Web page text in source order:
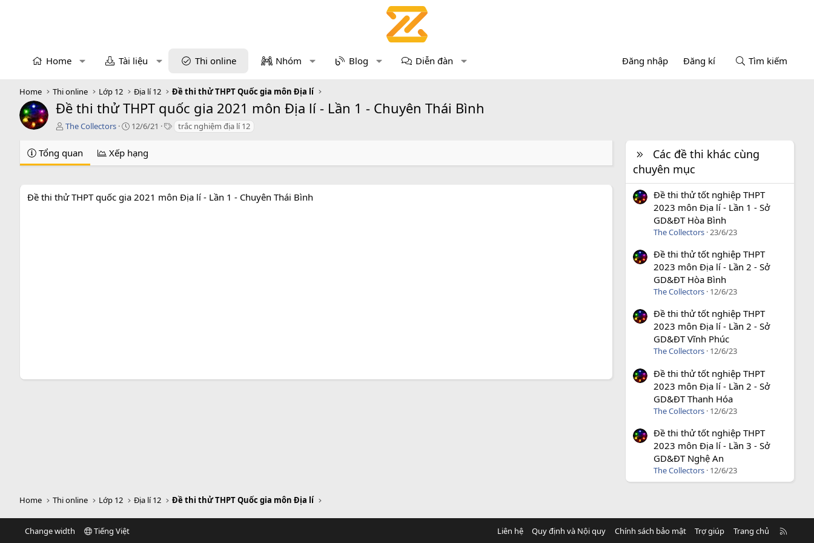
Home Tài liệu Thi online Nhóm Blog Diễn đàn Đăng nhập Đăng kí Tìm kiếm
Home Thi online Lớp 12 Địa lí 12 Đề thi thử THPT Quốc gia môn Địa lí
Đề thi thử THPT quốc gia 2021 môn Địa lí - Lần 1 - Chuyên Thái Bình
T
g
i
The Collectors
C
a
t
n
12/6/21
T trắc nghiệm địa lí 12
Tổng quan Xếp hạng
Đề thi thử THPT quốc gia 2021 môn Địa lí - Lần 1 - Chuyên Thái Bình
Các đề thi khác cùng
chuyên mục
Đề thi thử tốt nghiệp THPT
2023 môn Địa lí - Lần 1 - Sở
GD&ĐT Hòa Bình
The Collectors 23/6/23
Đề thi thử tốt nghiệp THPT
2023 môn Địa lí - Lần 2 - Sở
GD&ĐT Hòa Bình
The Collectors 12/6/23
Đề thi thử tốt nghiệp THPT
2023 môn Địa lí - Lần 2 - Sở
GD&ĐT Vĩnh Phúc
The Collectors 12/6/23
Đề thi thử tốt nghiệp THPT
2023 môn Địa lí - Lần 2 - Sở
GD&ĐT Thanh Hóa
The Collectors 12/6/23
Đề thi thử tốt nghiệp THPT
2023 môn Địa lí - Lần 3 - Sở
GD&ĐT Nghệ An
The Collectors 12/6/23
Home Thi online Lớp 12 Địa lí 12 Đề thi thử THPT Quốc gia môn Địa lí
Change width Tiếng Việt Liên hệ Quy định và Nội quy Chính sách bảo mật Trợ giúp Trang chủ